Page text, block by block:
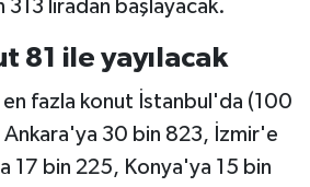
313 liradan başlayacak.
81 ile yayılacak
en fazla konut İstanbul'da (100
Ankara'ya 30 bin 823, İzmir'e
17 bin 225, Konya'ya 15 bin